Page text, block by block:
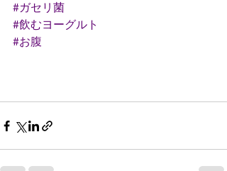
#ガセリ菌
#飲むヨーグルト
#お腹